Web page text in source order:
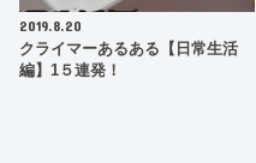
2019.8.20
クライマーあるある【日常生活
編】1５連発！